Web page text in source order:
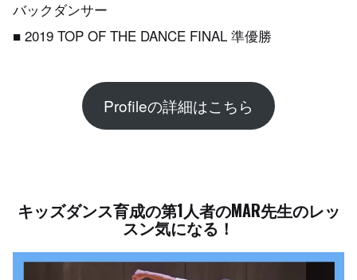
バックダンサー
■ 2019 TOP OF THE DANCE FINAL 準優勝
Profileの詳細はこちら
キッズダンス育成の第1人者のMAR先生のレッ
スン気になる！